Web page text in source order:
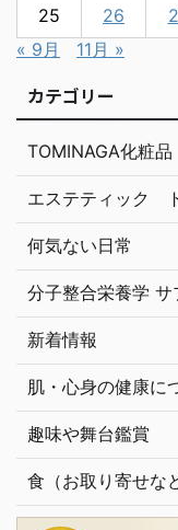
25 26
« 9月
11月 »
カテゴリー
TOMINAGA化粧品
エステティック
何気ない日常
分子整合栄養学 サ
新着情報
肌・心身の健康に
趣味や舞台鑑賞
食（お取り寄せな